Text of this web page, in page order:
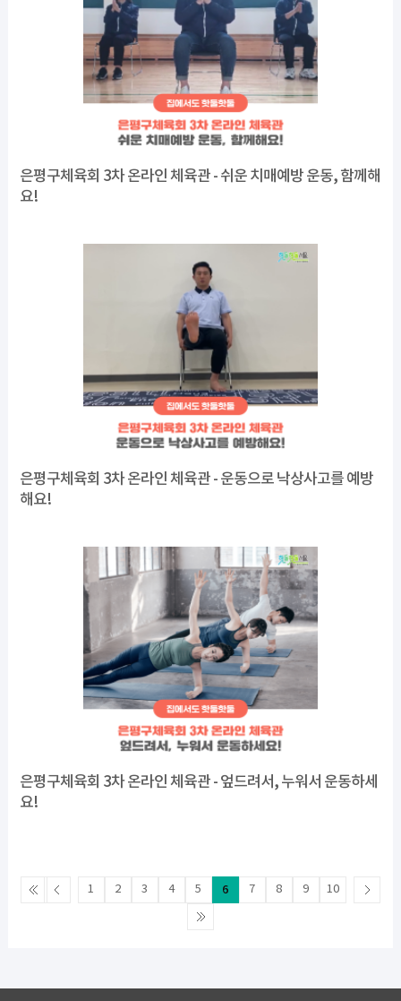
은평구체육회 3차 온라인 체육관 - 쉬운 치매예방 운동, 함께해
요!
은평구체육회 3차 온라인 체육관 - 운동으로 낙상사고를 예방
해요!
은평구체육회 3차 온라인 체육관 - 엎드려서, 누워서 운동하세
요!
1 2 3 4 5 6 7 8 9 10